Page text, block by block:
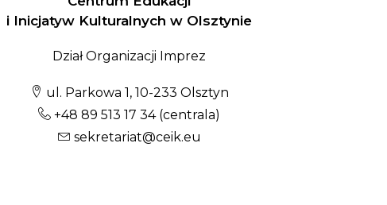
i Inicjatyw Kulturalnych w Olsztynie
Dział Organizacji Imprez
ul. Parkowa 1, 10-233 Olsztyn
+48 89 513 17 34(centrala)
sekretariat@ceik.eu